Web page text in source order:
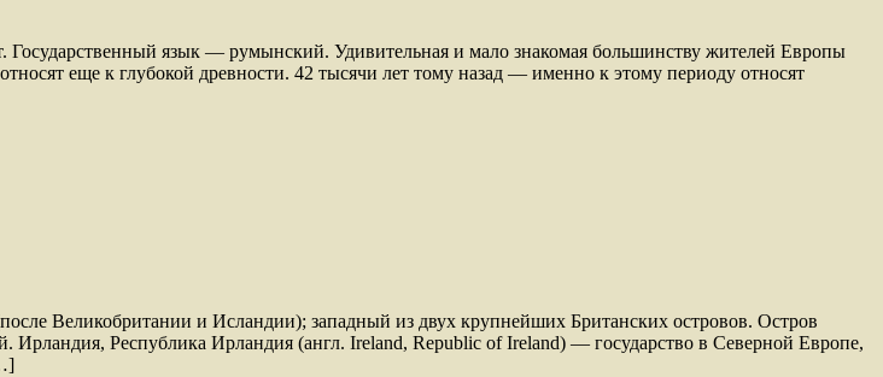
язык — румынский. Удивительная и мало знакомая большинству жителей Европы
еще к глубокой древности. 42 тысячи лет тому назад — именно к этому периоду относят
Великобритании и Исландии); западный из двух крупнейших Британских островов. Остров
Ирландия, Республика Ирландия (англ. Ireland, Republic of Ireland) — государство в Северной Европе,